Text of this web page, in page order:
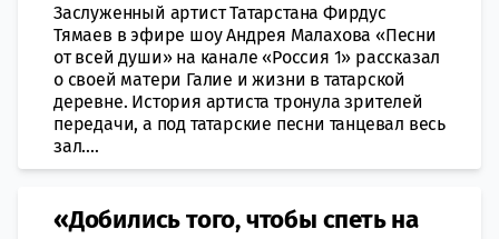
Заслуженный артист Татарстана Фирдус
Тямаев в эфире шоу Андрея Малахова «Песни
от всей души» на канале «Россия 1» рассказал
о своей матери Галие и жизни в татарской
деревне. История артиста тронула зрителей
передачи, а под татарские песни танцевал весь
зал....
«Добились того, чтобы спеть на